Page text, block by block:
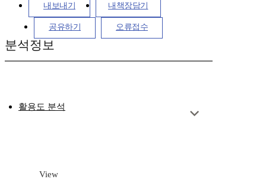
내보내기 내책장담기
공유하기 오류접수
분석정보
활용도 분석
View